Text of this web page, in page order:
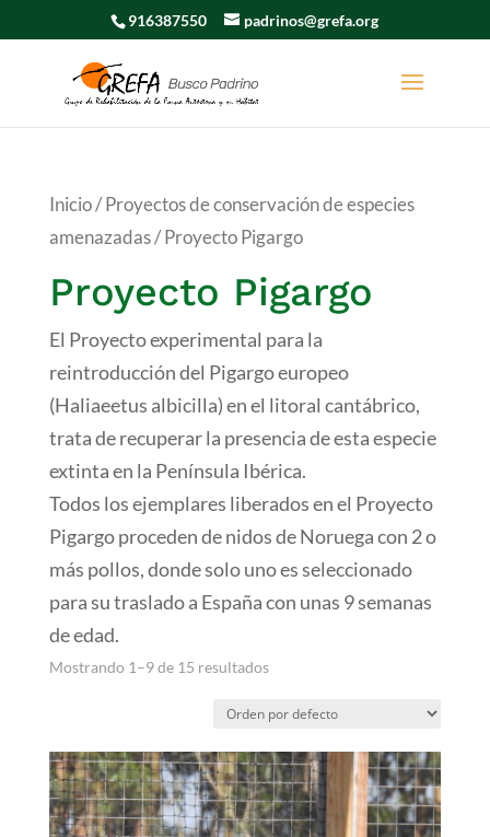
916387550 padrinos@grefa.org
Inicio/ Proyectos de conservación de especies
amenazadas/ Proyecto Pigargo
Proyecto Pigargo
El Proyecto experimental para la
reintroducción del Pigargo europeo
(Haliaeetus albicilla) en el litoral cantábrico,
trata de recuperar la presencia de esta especie
extinta en la Península Ibérica.
Todos los ejemplares liberados en el Proyecto
Pigargo proceden de nidos de Noruega con 2 o
más pollos, donde solo uno es seleccionado
para su traslado a España con unas 9 semanas
de edad.
Mostrando 1–9 de 15 resultados